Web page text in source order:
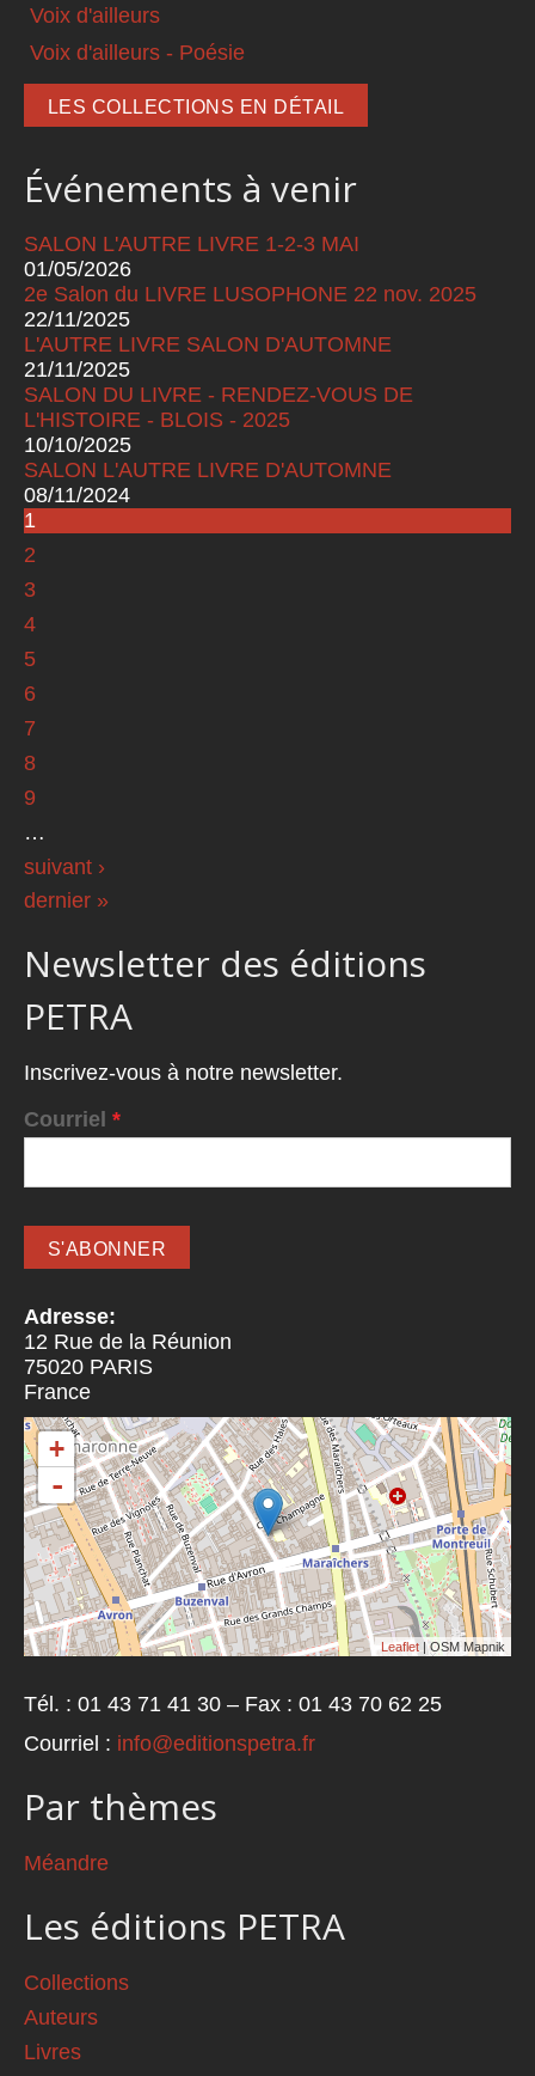
Voix d'ailleurs
Voix d'ailleurs - Poésie
LES COLLECTIONS EN DÉTAIL
Événements à venir
SALON L'AUTRE LIVRE 1-2-3 MAI
01/05/2026
2e Salon du LIVRE LUSOPHONE 22 nov. 2025
22/11/2025
L'AUTRE LIVRE SALON D'AUTOMNE
21/11/2025
SALON DU LIVRE - RENDEZ-VOUS DE
L'HISTOIRE - BLOIS - 2025
10/10/2025
SALON L'AUTRE LIVRE D'AUTOMNE
08/11/2024
Pages
1
2
3
4
5
6
7
8
9
…
suivant ›
dernier »
Newsletter des éditions
PETRA
Inscrivez-vous à notre newsletter.
Courriel *
Adresse:
12 Rue de la Réunion
75020 PARIS
France
+
-
Leaflet | OSM Mapnik
Tél. : 01 43 71 41 30 – Fax : 01 43 70 62 25
Courriel : info@editionspetra.fr
Par thèmes
Méandre
Les éditions PETRA
Collections
Auteurs
Livres